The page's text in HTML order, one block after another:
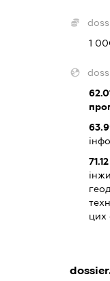
1
71.12
цих